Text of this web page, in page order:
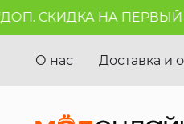
СКИДКА НА ПЕРВЫЙ
О нас Доставка и